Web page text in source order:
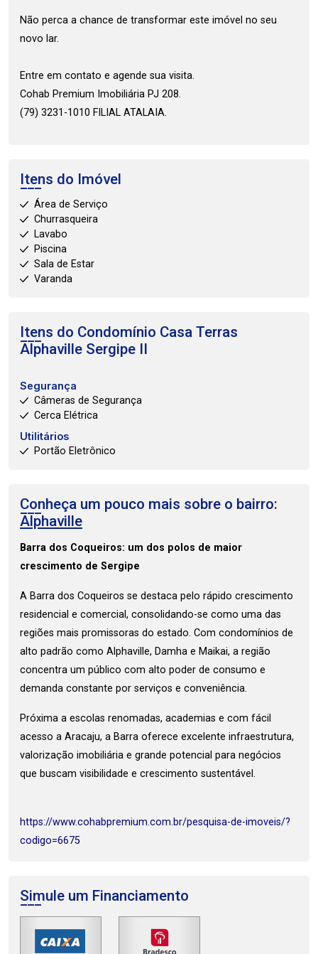
Não perca a chance de transformar este imóvel no seu
novo lar.
Entre em contato e agende sua visita.
Cohab Premium Imobiliária PJ 208.
(79) 3231-1010 FILIAL ATALAIA.
Itens do Imóvel
Área de Serviço
Churrasqueira
Lavabo
Piscina
Sala de Estar
Varanda
Itens do Condomínio Casa Terras
Alphaville Sergipe II
Segurança
Câmeras de Segurança
Cerca Elétrica
Utilitários
Portão Eletrônico
Conheça um pouco mais sobre o bairro:
Alphaville
Barra dos Coqueiros: um dos polos de maior
crescimento de Sergipe
A Barra dos Coqueiros se destaca pelo rápido crescimento
residencial e comercial, consolidando-se como uma das
regiões mais promissoras do estado. Com condomínios de
alto padrão como Alphaville, Damha e Maikai, a região
concentra um público com alto poder de consumo e
demanda constante por serviços e conveniência.
Próxima a escolas renomadas, academias e com fácil
acesso a Aracaju, a Barra oferece excelente infraestrutura,
valorização imobiliária e grande potencial para negócios
que buscam visibilidade e crescimento sustentável.
https://www.cohabpremium.com.br/pesquisa-de-imoveis/?
codigo=6675
Simule um Financiamento